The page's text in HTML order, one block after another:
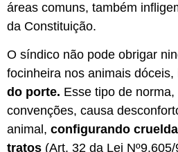
áreas comuns, também
da Constituição.
O síndico não pode obrigar
focinheira nos animais dóceis,
do porte. Esse tipo de
convenções, causa
animal, configurando
tratos (Art. 32 da Lei